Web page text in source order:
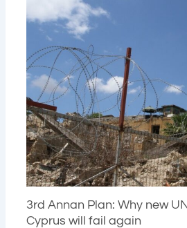
3rd Annan Plan: Why new
Cyprus will fail again